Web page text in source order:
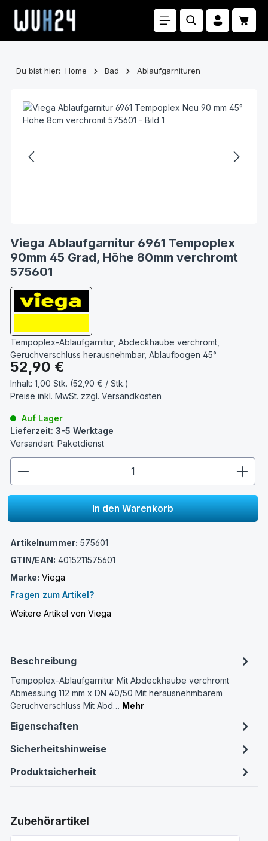
Zum Hauptinhalt springen
Du bist hier: Home Bad Ablaufgarnituren
Viega Ablaufgarnitur 6961 Tempoplex
90mm 45 Grad, Höhe 80mm verchromt
575601
Tempoplex-Ablaufgarnitur, Abdeckhaube verchromt,
Geruchverschluss herausnehmbar, Ablaufbogen 45°
Regulärer Preis:
52,90 €
Inhalt: 1,00 Stk. (52,90 € / Stk.)
Preise inkl. MwSt. zzgl. Versandkosten
Auf Lager
Lieferzeit: 3-5 Werktage
Versandart: Paketdienst
In den Warenkorb
Artikelnummer: 575601
GTIN/EAN: 4015211575601
Marke: Viega
Fragen zum Artikel?
Weitere Artikel von Viega
Beschreibung
Tempoplex-Ablaufgarnitur Mit Abdeckhaube verchromt
Abmessung 112 mm x DN 40/50 Mit herausnehmbarem
Geruchverschluss Mit Abd… Mehr
Eigenschaften
Sicherheitshinweise
Produktsicherheit
Produktgalerie überspringen
Zubehörartikel